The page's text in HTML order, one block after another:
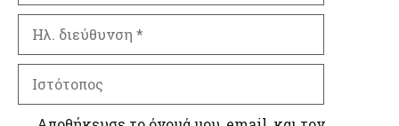
διεύθυνση